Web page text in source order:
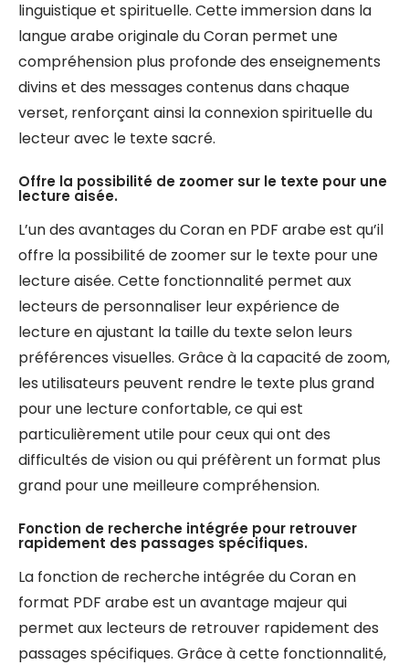
linguistique et spirituelle. Cette immersion dans la
langue arabe originale du Coran permet une
compréhension plus profonde des enseignements
divins et des messages contenus dans chaque
verset, renforçant ainsi la connexion spirituelle du
lecteur avec le texte sacré.
Offre la possibilité de zoomer sur le texte pour une
lecture aisée.
L’un des avantages du Coran en PDF arabe est qu’il
offre la possibilité de zoomer sur le texte pour une
lecture aisée. Cette fonctionnalité permet aux
lecteurs de personnaliser leur expérience de
lecture en ajustant la taille du texte selon leurs
préférences visuelles. Grâce à la capacité de zoom,
les utilisateurs peuvent rendre le texte plus grand
pour une lecture confortable, ce qui est
particulièrement utile pour ceux qui ont des
difficultés de vision ou qui préfèrent un format plus
grand pour une meilleure compréhension.
Fonction de recherche intégrée pour retrouver
rapidement des passages spécifiques.
La fonction de recherche intégrée du Coran en
format PDF arabe est un avantage majeur qui
permet aux lecteurs de retrouver rapidement des
passages spécifiques. Grâce à cette fonctionnalité,